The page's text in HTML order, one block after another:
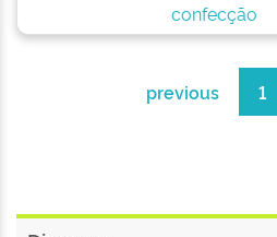
confecção
previous 1